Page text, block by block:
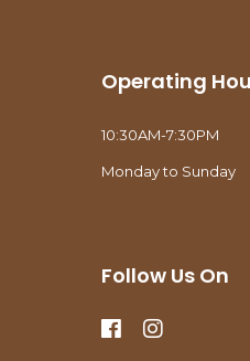
Operating
10:30AM-7:30PM
Monday to Sunday
Follow Us On